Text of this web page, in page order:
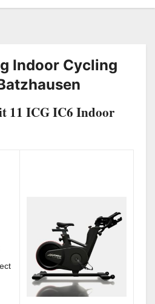
Indoor Cycling
11 ICG IC6 Indoor